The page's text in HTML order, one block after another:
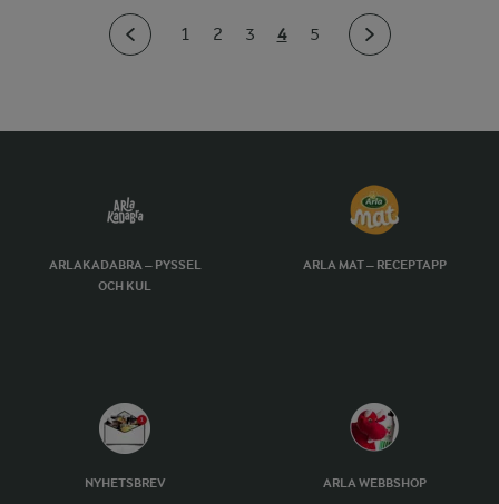
1 2 3 4 5
ARLAKADABRA – PYSSEL
OCH KUL
ARLA MAT – RECEPTAPP
NYHETSBREV ARLA WEBBSHOP